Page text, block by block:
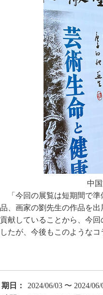
中
「今回の展覧は短期間で
品、画家の劉先生の作品を
貢献していることから、今
したが、今後もこのような
期日：
2024/06/03 〜 2024/06/